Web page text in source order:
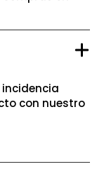
con nuestro